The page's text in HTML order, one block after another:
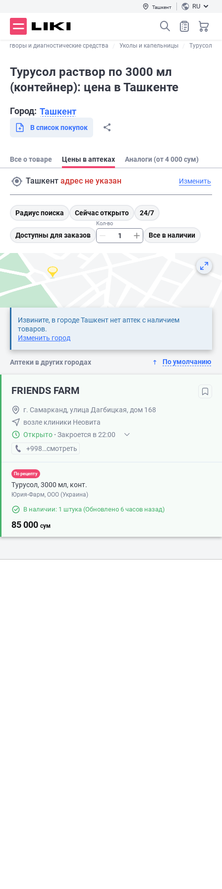
Ташкент RU
и диагностические средства Уколы и капельницы Турусол
Турусол раствор по 3000 мл
(контейнер): цена в Ташкенте
Город: Ташкент
В список покупок
Все о товаре Цены в аптеках Аналоги (от 4 000 сум)
Ташкент адрес не указан Изменить
Радиус поиска Сейчас открыто 24/7
Доступны для заказов
Кол-во
Все в наличии
Извините, в городе Ташкент нет аптек с наличием
товаров.
Изменить город
Аптеки в других городах По умолчанию
FRIENDS FARM
г. Самарканд, улица Дагбицкая, дом 168
возле клиники Неовита
Открыто · Закроется в 22:00
+998 (93) XXX-XX-XX
смотреть
По рецепту
Турусол, 3000 мл, конт.
Юрия-Фарм, ООО (Украина)
В наличии: 1 штука (Обновлено 6 часов назад)
85 000 сум